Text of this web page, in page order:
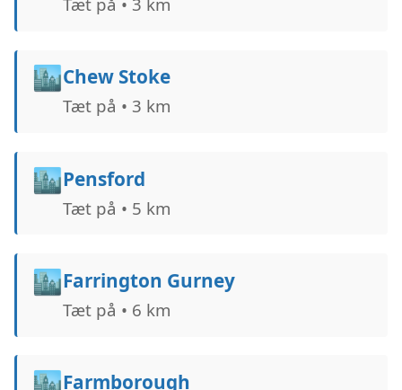
🏙️Chew Stoke
Tæt på • 3 km
🏙️Pensford
Tæt på • 5 km
🏙️Farrington Gurney
Tæt på • 6 km
🏙️Farmborough